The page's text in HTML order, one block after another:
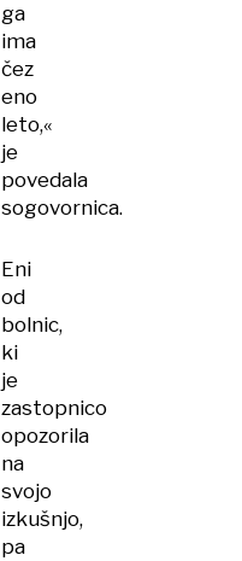
ga
ima
čez
eno
leto,«
je
povedala
sogovornica.
Eni
od
bolnic,
ki
je
zastopnico
opozorila
na
svojo
izkušnjo,
pa